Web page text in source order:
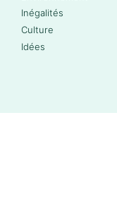
Inégalités
Culture
Idées